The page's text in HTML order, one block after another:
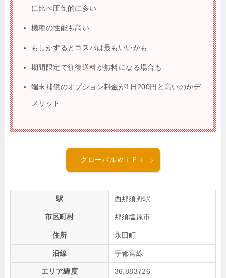
に比べ圧倒的に多い
機種の性能も高い
もしかするとコスパは最もいいかも
期間限定で往復送料が無料になる場合も
端末補償のオプション料金が1日200円と高いのがデ
メリット
グローバルＷｉＦｉ
駅 西那須野駅
市区町村 那須塩原市
住所 永田町
沿線 宇都宮線
エリア緯度 36.883726